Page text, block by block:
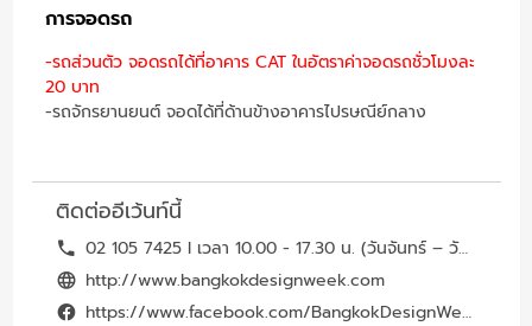
การจอดรถ
-รถส่วนตัว จอดรถได้ที่อาคาร CAT ในอัตราค่าจอดรถชั่วโมงละ
20 บาท
-รถจักรยานยนต์ จอดได้ที่ด้านข้างอาคารไปรษณีย์กลาง
ติดต่ออีเว้นท์นี้
02 105 7425 l เวลา 10.00 - 17.30 น. (วันจันทร์ – วันศุกร์)
http://www.bangkokdesignweek.com
https://www.facebook.com/BangkokDesignWeek